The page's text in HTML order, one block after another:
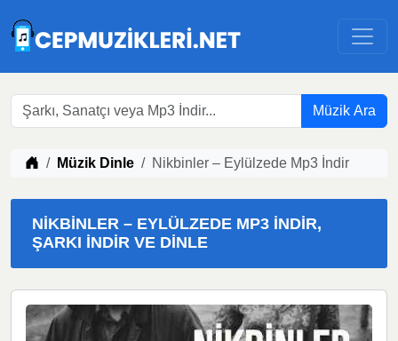
Müzik Ara
Müzik indir
Müzik Dinle Nikbinler – Eylülzede Mp3 İndir
NIKBINLER – EYLÜLZEDE MP3 İNDIR,
ŞARKI İNDIR VE DINLE